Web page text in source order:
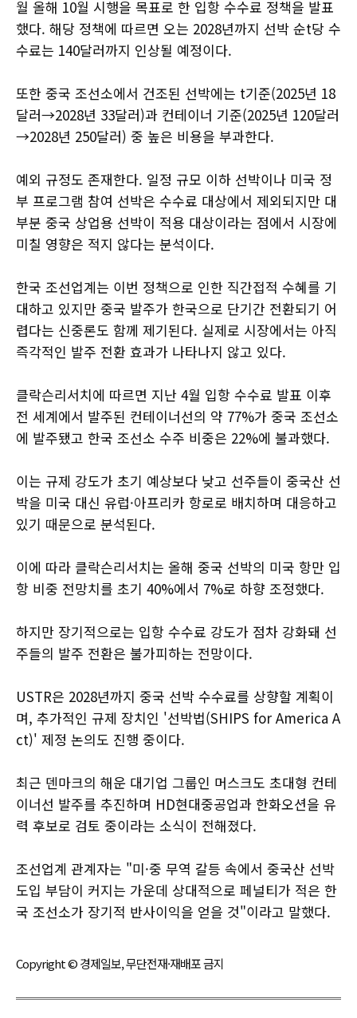
월 올해 10월 시행을 목표로 한 입항 수수료 정책을 발표
했다. 해당 정책에 따르면 오는 2028년까지 선박 순t당 수
수료는 140달러까지 인상될 예정이다.
또한 중국 조선소에서 건조된 선박에는 t기준(2025년 18
달러→2028년 33달러)과 컨테이너 기준(2025년 120달러
→2028년 250달러) 중 높은 비용을 부과한다.
예외 규정도 존재한다. 일정 규모 이하 선박이나 미국 정
부 프로그램 참여 선박은 수수료 대상에서 제외되지만 대
부분 중국 상업용 선박이 적용 대상이라는 점에서 시장에
미칠 영향은 적지 않다는 분석이다.
한국 조선업계는 이번 정책으로 인한 직간접적 수혜를 기
대하고 있지만 중국 발주가 한국으로 단기간 전환되기 어
렵다는 신중론도 함께 제기된다. 실제로 시장에서는 아직
즉각적인 발주 전환 효과가 나타나지 않고 있다.
클락슨리서치에 따르면 지난 4월 입항 수수료 발표 이후
전 세계에서 발주된 컨테이너선의 약 77%가 중국 조선소
에 발주됐고 한국 조선소 수주 비중은 22%에 불과했다.
이는 규제 강도가 초기 예상보다 낮고 선주들이 중국산 선
박을 미국 대신 유럽·아프리카 항로로 배치하며 대응하고
있기 때문으로 분석된다.
이에 따라 클락슨리서치는 올해 중국 선박의 미국 항만 입
항 비중 전망치를 초기 40%에서 7%로 하향 조정했다.
하지만 장기적으로는 입항 수수료 강도가 점차 강화돼 선
주들의 발주 전환은 불가피하는 전망이다.
USTR은 2028년까지 중국 선박 수수료를 상향할 계획이
며, 추가적인 규제 장치인 '선박법(SHIPS for America A
ct)' 제정 논의도 진행 중이다.
최근 덴마크의 해운 대기업 그룹인 머스크도 초대형 컨테
이너선 발주를 추진하며 HD현대중공업과 한화오션을 유
력 후보로 검토 중이라는 소식이 전해졌다.
조선업계 관계자는 "미·중 무역 갈등 속에서 중국산 선박
도입 부담이 커지는 가운데 상대적으로 페널티가 적은 한
국 조선소가 장기적 반사이익을 얻을 것"이라고 말했다.
Copyright © 경제일보, 무단전재·재배포 금지